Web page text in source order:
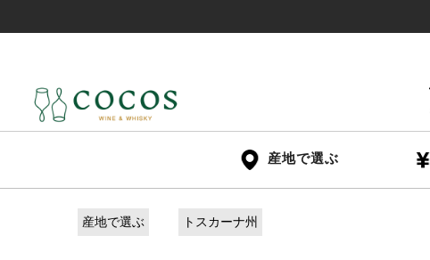
産地で選ぶ
産地で選ぶ トスカーナ州